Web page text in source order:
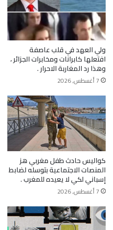
ولي العهد في قلب عاصفة
افتعلها كابرانات ومخابرات الجزائر ،
وهذا رد المغاربة الاحرار .
7 أغسطس, 2026
كواليس حادث طفل مغربي هز
المنصات الاجتماعية بتوسله لضابط
إسباني لكي لا يعيده للمغرب .
7 أغسطس, 2026